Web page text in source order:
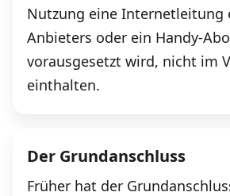
Nutzung eine Internetleitung
Anbieters oder ein Handy-
vorausgesetzt wird, nicht im
einthalten.
Der Grundanschluss
Früher hat der